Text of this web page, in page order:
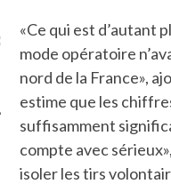
MES DERNIERS
SUR FACEBOOK
QUI MARCHE
«Ce qui est d’autant
mode opératoire
nord de la France»,
estime que les
suffisamment
compte avec
isoler les tirs